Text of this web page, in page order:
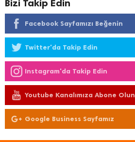
Bizi Takip Edin
Facebook Sayfamızı Beğenin
Twitter'da Takip Edin
Instagram'da Takip Edin
Youtube Kanalımıza Abone Olun
Google Business Sayfamız